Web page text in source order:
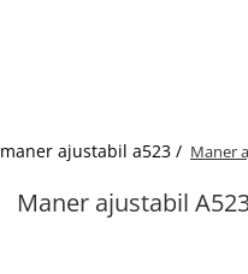
maner ajustabil a523 / Maner
Maner ajustabil